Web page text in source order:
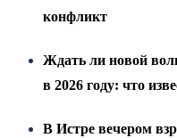
конфликт
Ждать ли новой
в 2026 году: что
В Истре вечером